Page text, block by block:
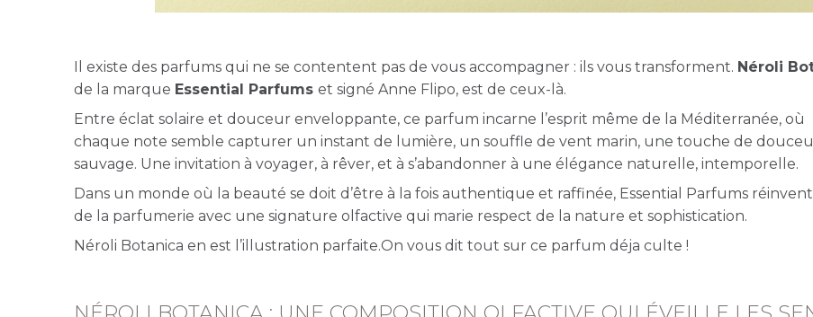
Il existe des parfums qui ne se contentent pas de vous accompagner : ils vous transforment. Néroli
de la marque Essential Parfumset signé Anne Flipo, est de ceux-là.
Entre éclat solaire et douceur enveloppante, ce parfum incarne l’esprit même de la Méditerranée, où
chaque note semble capturer un instant de lumière, un souffle de vent marin, une touche de
sauvage. Une invitation à voyager, à rêver, et à s’abandonner à une élégance naturelle, intemporelle.
Dans un monde où la beauté se doit d’être à la fois authentique et raffinée, Essential Parfums
de la parfumerie avec une signature olfactive qui marie respect de la nature et sophistication.
Néroli Botanica en est l’illustration parfaite.On vous dit tout sur ce parfum déja culte !